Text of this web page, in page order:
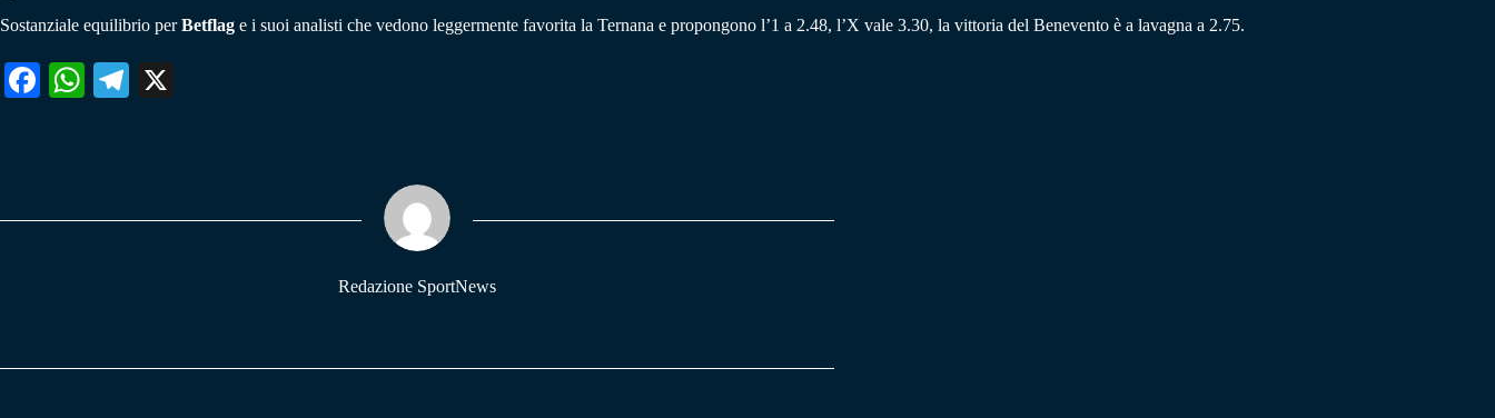
Sostanziale equilibrio perBetflag e i suoi analisti che vedono leggermente favorita la Ternana e propongono l’1 a 2.48, l’X vale 3.30, la vittoria del Benevento è a lavagna a 2.75.
Fa W
pp
Te
m
Redazione SportNews